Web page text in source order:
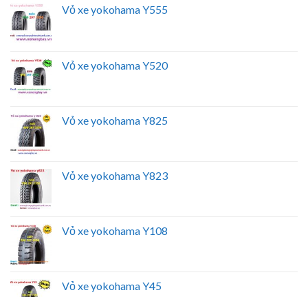
Vỏ xe yokohama Y555
Vỏ xe yokohama Y520
Vỏ xe yokohama Y825
Vỏ xe yokohama Y823
Vỏ xe yokohama Y108
Vỏ xe yokohama Y45